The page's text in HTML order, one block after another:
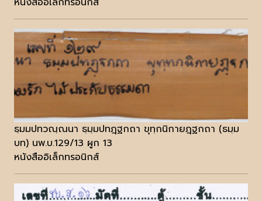
ธฺมมปทวณฺณนา ธฺมฺมปทฎฺฐกถา ขุทฺกนิกายฎฺฐกถา (ธมฺม
บท) นพ.บ.129/13 ผูก 13
หนังสืออิเล็กทรอนิกส์